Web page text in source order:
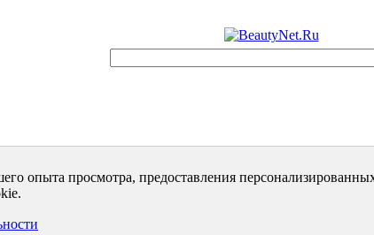
опыта просмотра, предоставления